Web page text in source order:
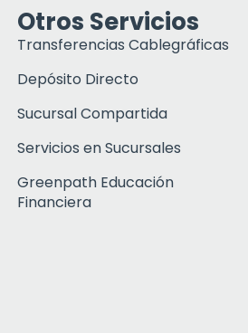
Otros Servicios
Transferencias Cablegráficas
Depósito Directo
Sucursal Compartida
Servicios en Sucursales
Greenpath Educación
Financiera